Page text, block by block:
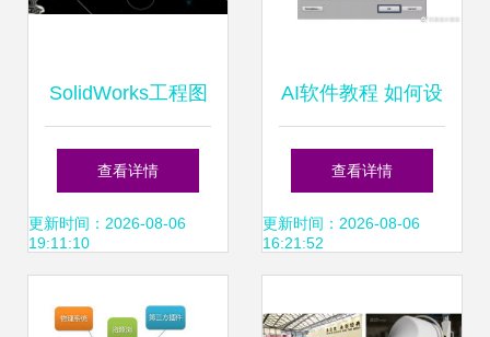
SolidWorks工程图
模板制作指南 从零
开始高效建模
查看详情
更新时间：2026-08-06
19:11:10
AI软件教程 如何设
计精灵主题图标
查看详情
更新时间：2026-08-06
16:21:52